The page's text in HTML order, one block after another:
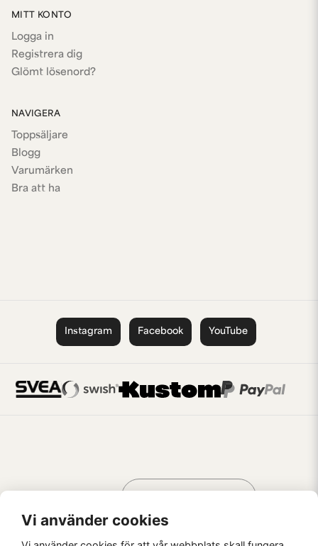
MITT KONTO
Logga in
Registrera dig
Glömt lösenord?
NAVIGERA
Toppsäljare
Blogg
Varumärken
Bra att ha
Instagram Facebook YouTube
AV KREATÖRER
Vi använder cookies